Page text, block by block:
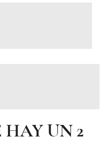
HAY UN 2